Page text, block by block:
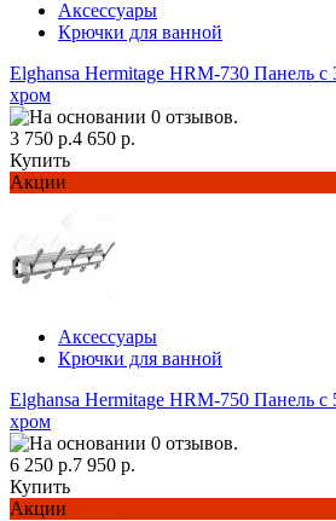
Аксессуары
Крючки для ванной
Elghansa Hermitage HRM-730 Панель
хром
3 750 р.4 650 р.
Купить
Акции
Аксессуары
Крючки для ванной
Elghansa Hermitage HRM-750 Панель
хром
6 250 р.7 950 р.
Купить
Акции